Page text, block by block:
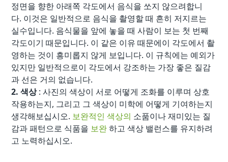
정면을 향한 아래쪽 각도에서 음식을 쏘지 않으려합니
다. 이것은 일반적으로 음식을 촬영할 때 흔히 저지르는
실수입니다. 음식물을 앞에 놓을 때 사람이 보는 첫 번째
각도이기 때문입니다. 이 같은 이유 때문에이 각도에서 촬
영하는 것이 흥미롭지 않게 보입니다. 이 규칙에는 예외가
있지만 일반적으로이 각도에서 강조하는 가장 좋은 질감
과 선은 거의 없습니다.
2. 색상: 사진의 색상이 서로 어떻게 조화를 이루며 상호
작용하는지, 그리고 그 색상이 미학에 어떻게 기여하는지
생각해보십시오. 보완적인 색상의 소품이나 재미있는 질
감과 패턴으로 식품을 보완하고 색상 밸런스를 유지하려
고 노력하십시오.